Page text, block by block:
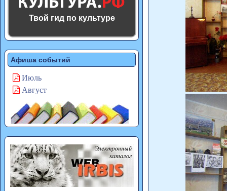
Твой гид по культуре
Афиша событий
Июль
Август